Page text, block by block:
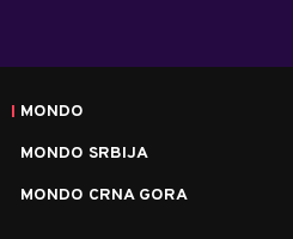
MONDO
MONDO SRBIJA
MONDO CRNA GORA